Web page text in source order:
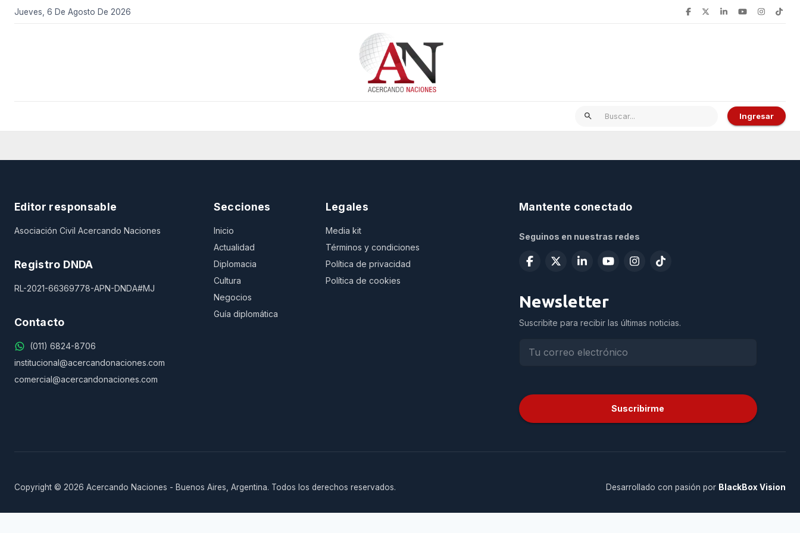
Jueves, 6 De Agosto De 2026
Ingresar
Editor responsable
Asociación Civil Acercando Naciones
Registro DNDA
RL-2021-66369778-APN-DNDA#MJ
Contacto
(011) 6824-8706
institucional@acercandonaciones.com
comercial@acercandonaciones.com
Secciones
Inicio
Actualidad
Diplomacia
Cultura
Negocios
Guía diplomática
Legales
Media kit
Términos y condiciones
Política de privacidad
Política de cookies
Mantente conectado
Seguinos en nuestras redes
Newsletter
Suscribite para recibir las últimas noticias.
Suscribirme
Copyright © 2026 Acercando Naciones - Buenos Aires, Argentina. Todos los derechos reservados. Desarrollado con pasión por BlackBox Vision